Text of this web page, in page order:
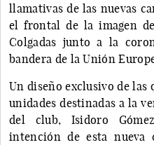
llamativas de las nuevas
el frontal de la imagen
Colgadas junto a la
bandera de la Unión
Un diseño exclusivo de las
unidades destinadas a la
del club, Isidoro
intención de esta nueva